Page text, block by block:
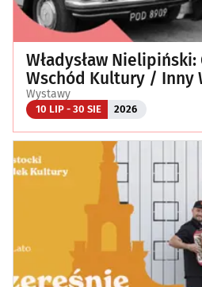
Władysław Nielipiński:
Wschód Kultury / Inny
Wystawy
10 LIP - 30 SIE 2026